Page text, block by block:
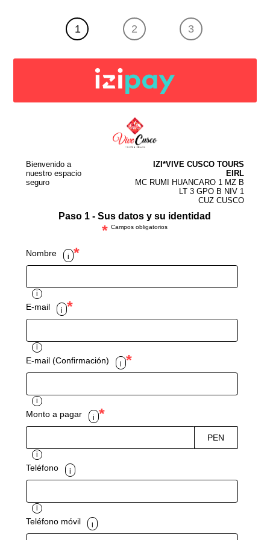
1 2 3
Bienvenido a
nuestro espacio
seguro
IZI*VIVE CUSCO TOURS
EIRL
MC RUMI HUANCARO 1 MZ B
LT 3 GPO B NIV 1
CUZ CUSCO
Paso 1 - Sus datos y su identidad
* Campos obligatorios
Nombre i *
i
E-mail i *
i
E-mail (Confirmación) i *
i
Monto a pagar i *
PEN
i
Teléfono i
i
Teléfono móvil i